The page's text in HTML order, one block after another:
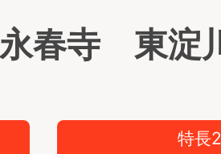
永春寺 東淀
特長2